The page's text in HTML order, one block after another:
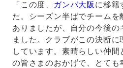
「この度、
ガンバ大阪 に移籍
た。シーズン半ばでチームを
ありましたが、自分の今後の
ました。クラブがこの決断
しています。素晴らしい仲
の皆さまのおかげで、とても